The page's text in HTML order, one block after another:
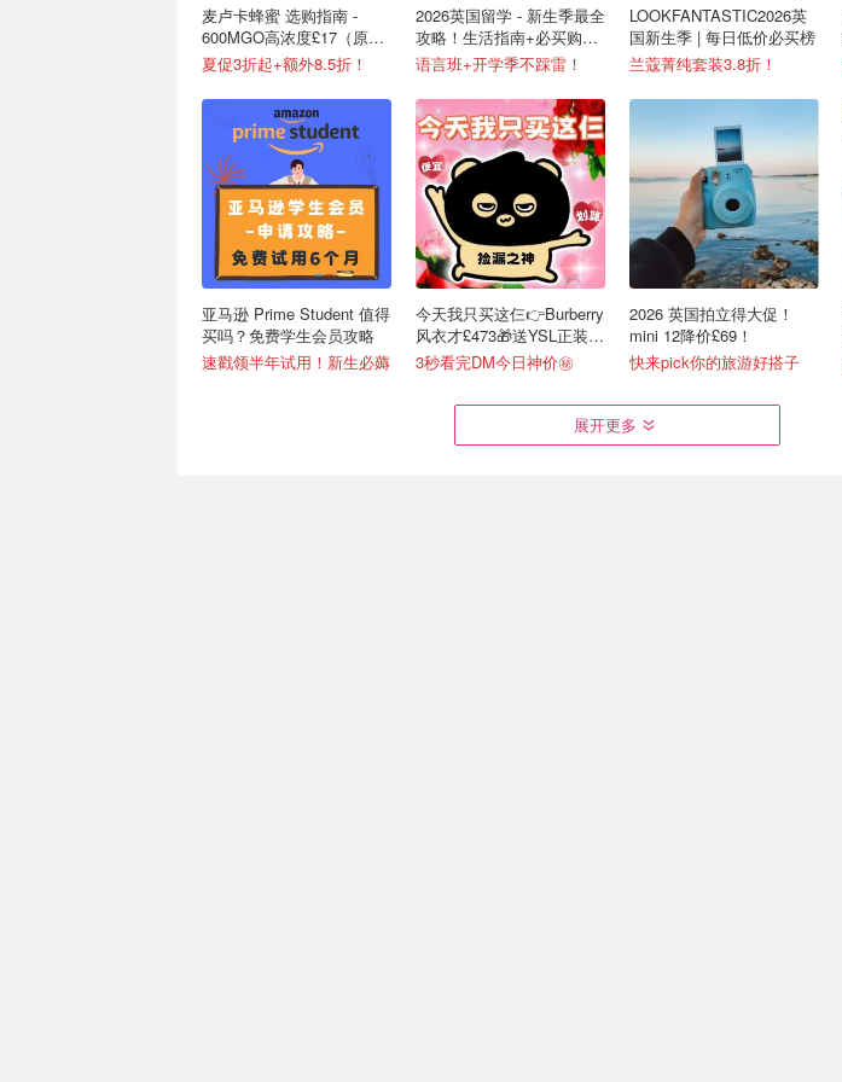
麦卢卡蜂蜜 选购指南 -
600MGO高浓度£17（原
£67）
夏促3折起+额外8.5折！
亚马逊 Prime Student 值得
买吗？免费学生会员攻略
速戳领半年试用！新生必薅
2026英国留学 - 新生季最全
攻略！生活指南+必买购物
清单
语言班+开学季不踩雷！
今天我只买这仨👉Burberry
风衣才£473🎁送YSL正装高
光!
3秒看完DM今日神价㊙️
LOOKFANTASTIC2026英
国新生季 | 每日低价必买榜
兰蔻菁纯套装3.8折！
2026 英国拍立得大促！
mini 12降价£69！
快来pick你的旅游好搭子
展开更多